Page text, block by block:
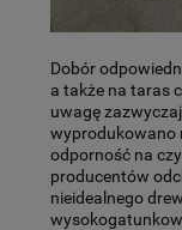
Dobór
a także na taras
uwagę
wyprodukowano
odporność na
producentów
nieidealnego